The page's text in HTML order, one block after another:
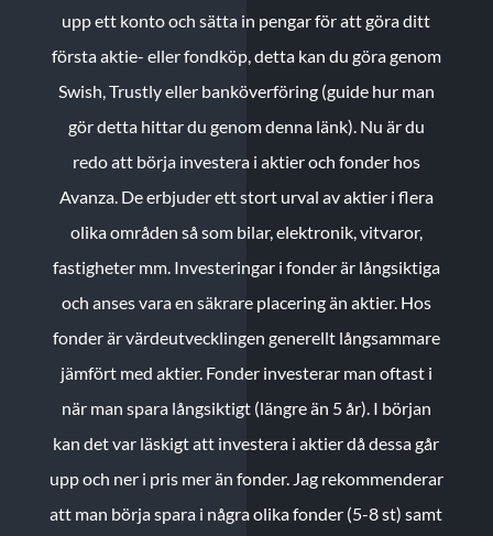
upp ett konto och sätta in pengar för att göra ditt
första aktie- eller fondköp, detta kan du göra genom
Swish, Trustly eller banköverföring (guide hur man
gör detta hittar du genom denna länk). Nu är du
redo att börja investera i aktier och fonder hos
Avanza. De erbjuder ett stort urval av aktier i flera
olika områden så som bilar, elektronik, vitvaror,
fastigheter mm. Investeringar i fonder är långsiktiga
och anses vara en säkrare placering än aktier. Hos
fonder är värdeutvecklingen generellt långsammare
jämfört med aktier. Fonder investerar man oftast i
när man spara långsiktigt (längre än 5 år). I början
kan det var läskigt att investera i aktier då dessa går
upp och ner i pris mer än fonder. Jag rekommenderar
att man börja spara i några olika fonder (5-8 st) samt